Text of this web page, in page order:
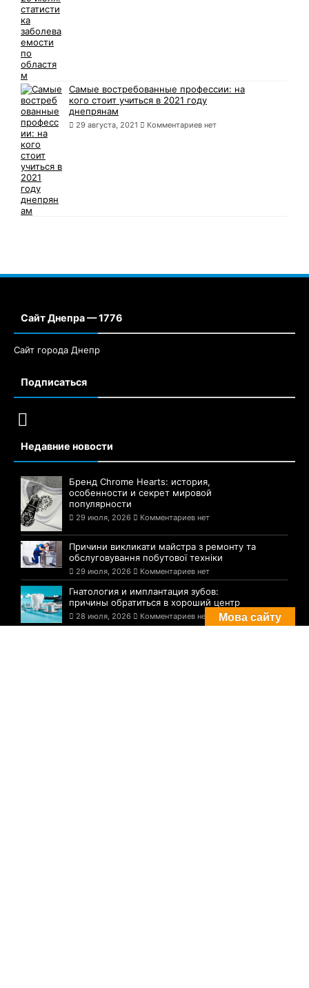
Самые востребованные профессии: на
кого стоит учиться в 2021 году
днепрянам
29 августа, 2021 Комментариев нет
Сайт Днепра — 1776
Сайт города Днепр
Подписаться
Недавние новости
Бренд Chrome Hearts: история,
особенности и секрет мировой
популярности
29 июля, 2026 Комментариев нет
Причини викликати майстра з ремонту та
обслуговування побутової техніки
29 июля, 2026 Комментариев нет
Гнатология и имплантация зубов:
причины обратиться в хороший центр
28 июля, 2026 Комментариев нет Мова сайту